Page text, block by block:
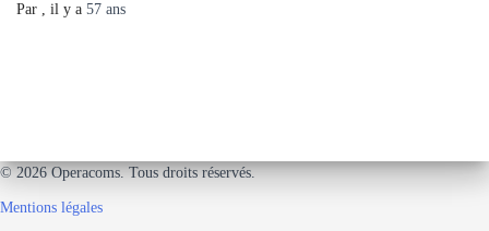
Par , il y a 57 ans
© 2026 Operacoms. Tous droits réservés.
Mentions légales